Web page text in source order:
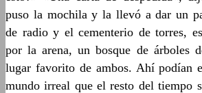
puso la mochila y la llevó a dar un
de radio y el cementerio de torres,
por la arena, un bosque de árboles
lugar favorito de ambos. Ahí podían
mundo irreal que el resto del tiempo